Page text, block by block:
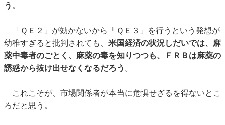
う 。
「ＱＥ２」が効かないから「ＱＥ３」を行うという発想が
幼稚すぎると批判されても、 米国経済の状況しだいでは、麻
薬中毒者のごとく、麻薬の毒を知りつつも、ＦＲＢは麻薬の
誘惑から抜け出せなくなるだろう 。
これこそが、市場関係者が本当に危惧せざるを得ないとこ
ろだと思う。